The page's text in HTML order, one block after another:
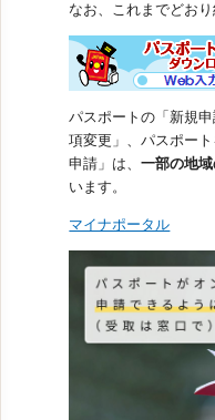
なお、これまでどお
パスポートの「新規
項変更」、パスポー
申請」は、一部の地
います。
マイナポータル